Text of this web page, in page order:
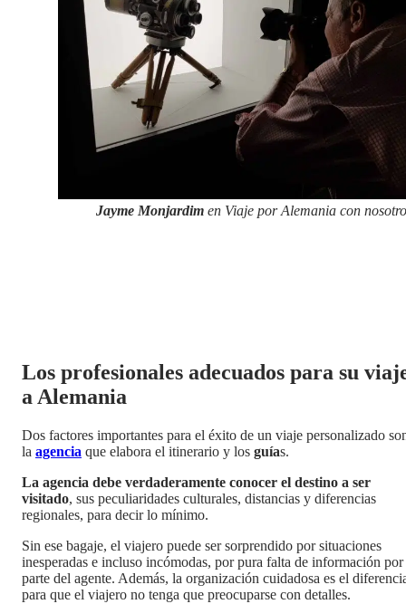
Jayme Monjardimen Viaje por Alemania con
Los profesionales adecuados para su
a Alemania
Dos factores importantes para el éxito de un viaje personalizado
la agencia que elabora el itinerario y los guías.
La agencia debe verdaderamente conocer el destino a ser
visitado, sus peculiaridades culturales, distancias y diferencias
regionales, para decir lo mínimo.
Sin ese bagaje, el viajero puede ser sorprendido por situaciones
inesperadas e incluso incómodas, por pura falta de información por
parte del agente. Además, la organización cuidadosa es el
para que el viajero no tenga que preocuparse con detalles.